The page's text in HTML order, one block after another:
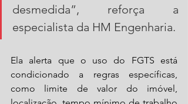
desmedida”, reforça a
especialista da HM Engenharia.
Ela alerta que o uso do FGTS está
condicionado a regras específicas,
como limite de valor do imóvel,